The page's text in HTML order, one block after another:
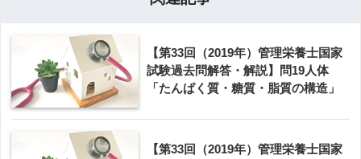
【第33回（2019年）管理栄養士国家
試験過去問解答・解説】問19人体
「たんぱく質・糖質・脂質の構造」
【第33回（2019年）管理栄養士国家